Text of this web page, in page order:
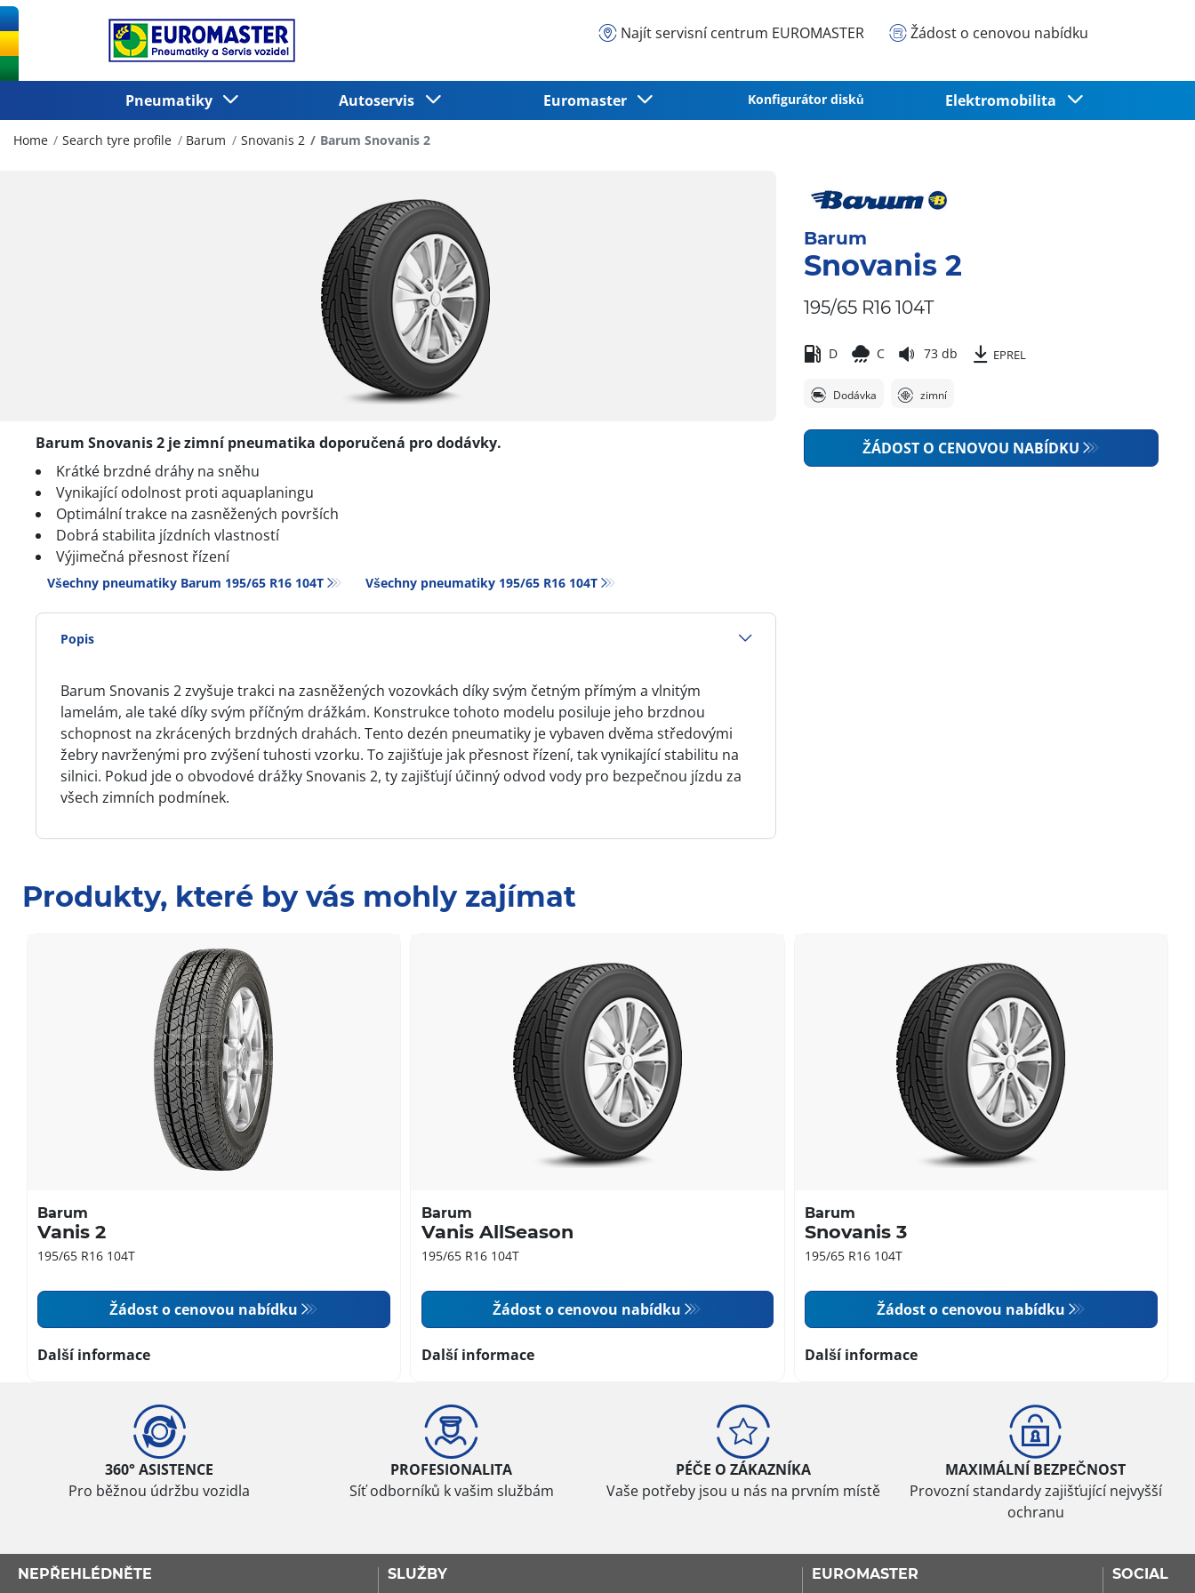
Najít servisní centrum EUROMASTER Žádost o cenovou nabídku
Pneumatiky Autoservis Euromaster Konfigurátor disků Elektromobilita
Home Search tyre profile Barum Snovanis 2 Barum Snovanis 2
Barum Snovanis 2 je zimní pneumatika doporučená pro dodávky.
Krátké brzdné dráhy na sněhu
Vynikající odolnost proti aquaplaningu
Optimální trakce na zasněžených površích
Dobrá stabilita jízdních vlastností
Výjimečná přesnost řízení
Všechny pneumatiky Barum 195/65 R16 104T Všechny pneumatiky‎ 195/65 R16 104T
Popis
Barum Snovanis 2 zvyšuje trakci na zasněžených vozovkách díky svým četným přímým a vlnitým
lamelám, ale také díky svým příčným drážkám. Konstrukce tohoto modelu posiluje jeho brzdnou
schopnost na zkrácených brzdných drahách. Tento dezén pneumatiky je vybaven dvěma středovými
žebry navrženými pro zvýšení tuhosti vzorku. To zajišťuje jak přesnost řízení, tak vynikající stabilitu na
silnici. Pokud jde o obvodové drážky Snovanis 2, ty zajišťují účinný odvod vody pro bezpečnou jízdu za
všech zimních podmínek.
Barum
Snovanis 2
195/65 R16 104T
D C 73 db EPREL
Dodávka zimní
ŽÁDOST O CENOVOU NABÍDKU
Produkty, které by vás mohly zajímat
Barum
Vanis 2
195/65 R16 104T
Žádost o cenovou nabídku
Další informace
Barum
Vanis AllSeason
195/65 R16 104T
Žádost o cenovou nabídku
Další informace
Barum
Snovanis 3
195/65 R16 104T
Žádost o cenovou nabídku
Další informace
360° ASISTENCE
Pro běžnou údržbu vozidla
PROFESIONALITA
Síť odborníků k vašim službám
PÉČE O ZÁKAZNÍKA
Vaše potřeby jsou u nás na prvním místě
MAXIMÁLNÍ BEZPEČNOST
Provozní standardy zajišťující nejvyšší
ochranu
NEPŘEHLÉDNĚTE SLUŽBY EUROMASTER SOCIAL